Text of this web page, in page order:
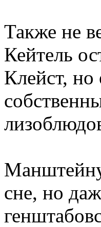
Также не
Кейтель
Клейст,
сне, но